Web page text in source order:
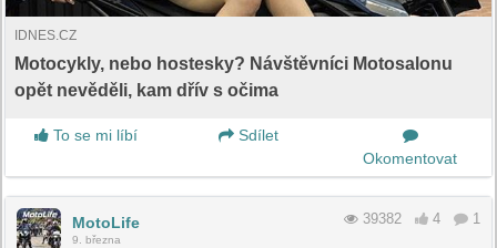
IDNES.CZ
Motocykly, nebo hostesky? Návštěvníci Motosalonu
opět nevěděli, kam dřív s očima
To se mi líbí
Sdílet
Okomentovat
MotoLife
9. března
39382 4 1